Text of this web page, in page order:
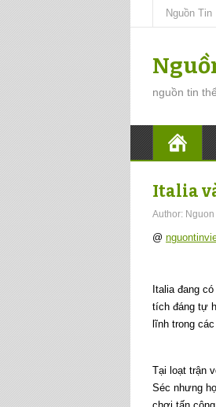
Nguồn Tin
nguồn tin
Italia
Author:
@
Italia đang
tích đáng tự
lĩnh trong
Tại loạt trận
Séc nhưng